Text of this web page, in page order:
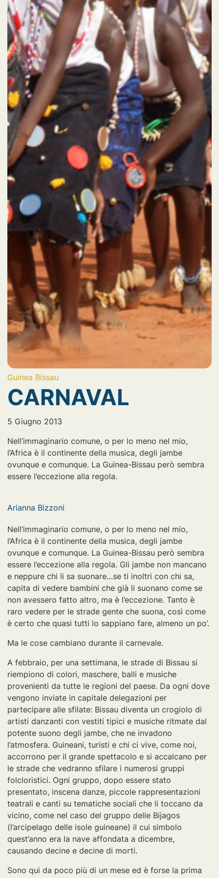
Guinea Bissau
CARNAVAL
5 Giugno 2013
Nell’immaginario comune, o per lo meno nel mio,
l’Africa è il continente della musica, degli jambe
ovunque e comunque. La Guinea-Bissau però sembra
essere l’eccezione alla regola.
Arianna Bizzoni
Nell’immaginario comune, o per lo meno nel mio,
l’Africa è il continente della musica, degli jambe
ovunque e comunque. La Guinea-Bissau però sembra
essere l’eccezione alla regola. Gli jambe non mancano
e neppure chi li sa suonare…se ti inoltri con chi sa,
capita di vedere bambini che già li suonano come se
non avessero fatto altro, ma è l’eccezione. Tanto è
raro vedere per le strade gente che suona, così come
è certo che quasi tutti lo sappiano fare, almeno un po’.
Ma le cose cambiano durante il carnevale.
A febbraio, per una settimana, le strade di Bissau si
riempiono di colori, maschere, balli e musiche
provenienti da tutte le regioni del paese. Da ogni dove
vengono inviate in capitale delegazioni per
partecipare alle sfilate: Bissau diventa un crogiolo di
artisti danzanti con vestiti tipici e musiche ritmate dal
potente suono degli jambe, che ne invadono
l’atmosfera. Guineani, turisti e chi ci vive, come noi,
accorrono per il grande spettacolo e si accalcano per
le strade che vedranno sfilare i numerosi gruppi
folcloristici. Ogni gruppo, dopo essere stato
presentato, inscena danze, piccole rappresentazioni
teatrali e canti su tematiche sociali che li toccano da
vicino, come nel caso del gruppo delle Bijagos
(l’arcipelago delle isole guineane) il cui simbolo
quest’anno era la nave affondata a dicembre,
causando decine e decine di morti.
Sono qui da poco più di un mese ed è forse la prima